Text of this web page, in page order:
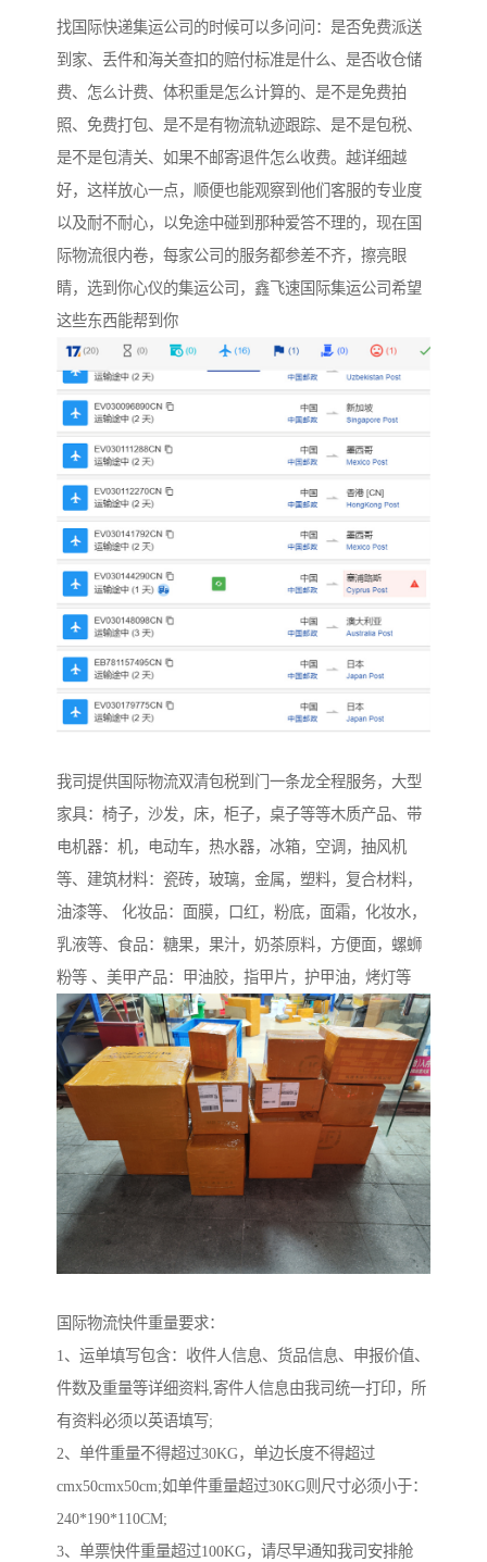
找国际快递集运公司的时候可以多问问：是否免费派送
到家、丢件和海关查扣的赔付标准是什么、是否收仓储
费、怎么计费、体积重是怎么计算的、是不是免费拍
照、免费打包、是不是有物流轨迹跟踪、是不是包税、
是不是包清关、如果不邮寄退件怎么收费。越详细越
好，这样放心一点，顺便也能观察到他们客服的专业度
以及耐不耐心，以免途中碰到那种爱答不理的，现在国
际物流很内卷，每家公司的服务都参差不齐，擦亮眼
睛，选到你心仪的集运公司，鑫飞速国际集运公司希望
这些东西能帮到你
我司提供国际物流双清包税到门一条龙全程服务，大型
家具：椅子，沙发，床，柜子，桌子等等木质产品、带
电机器：机，电动车，热水器，冰箱，空调，抽风机
等、建筑材料：瓷砖，玻璃，金属，塑料，复合材料，
油漆等、 化妆品：面膜，口红，粉底，面霜，化妆水，
乳液等、食品：糖果，果汁，奶茶原料，方便面，螺蛳
粉等 、美甲产品：甲油胶，指甲片，护甲油，烤灯等
国际物流快件重量要求：
1、运单填写包含：收件人信息、货品信息、申报价值、
件数及重量等详细资料,寄件人信息由我司统一打印，所
有资料必须以英语填写;
2、单件重量不得超过30KG，单边长度不得超过
cmx50cmx50cm;如单件重量超过30KG则尺寸必须小于：
240*190*110CM;
3、单票快件重量超过100KG，请尽早通知我司安排舱